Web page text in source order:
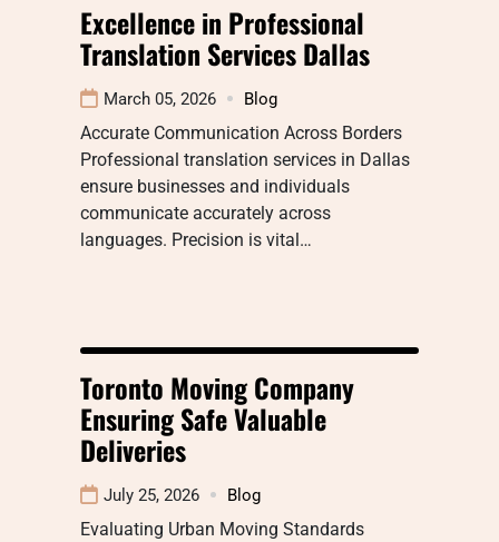
Excellence in Professional
Translation Services Dallas
March 05, 2026 Blog
Accurate Communication Across Borders
Professional translation services in Dallas
ensure businesses and individuals
communicate accurately across
languages. Precision is vital…
Toronto Moving Company
Ensuring Safe Valuable
Deliveries
July 25, 2026 Blog
Evaluating Urban Moving Standards